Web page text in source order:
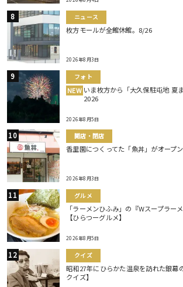
ニュース
枚方モールが全館休館。8/26
2026年8月3日
フォト
NEW いま枚方から「大久保駐屯地 夏
2026
2026年8月5日
開店・閉店
香里園につくってた「魚丼」がオープ
2026年8月3日
グルメ
「ラーメンひふみ」の『Wスープラー
【ひらつーグルメ】
2026年8月5日
クイズ
昭和27年にひらかた温泉を訪れた銀幕
クイズ】